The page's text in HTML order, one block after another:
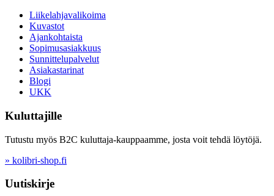
Liikelahjavalikoima
Kuvastot
Ajankohtaista
Sopimusasiakkuus
Sunnittelupalvelut
Asiakastarinat
Blogi
UKK
Kuluttajille
Tutustu myös B2C kuluttaja-kauppaamme, josta voit tehdä löytöjä.
» kolibri-shop.fi
Uutiskirje